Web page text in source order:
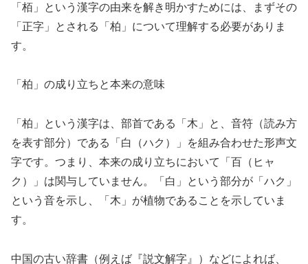
「栢」という漢字の由来を解き明かすためには、まずその
「正字」とされる「柏」について理解する必要がありま
す。
「柏」の成り立ちと本来の意味
「柏」という漢字は、部首である「木」と、音符（読み方
を表す部分）である「白（ハク）」を組み合わせた形声文
字です。つまり、本来の成り立ちにおいて「百（ヒャ
ク）」は関与していません。「白」という部分が「ハク」
という音を示し、「木」が植物であることを示していま
す。
中国の古い辞書（例えば『説文解字』）などによれば、